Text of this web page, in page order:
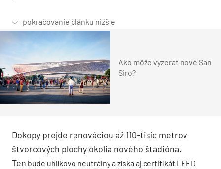
Ako môže vyzerať nové San
Siro?
Dokopy prejde renováciou až 110-tisíc metrov
štvorcových plochy okolia nového štadióna.
Ten bude uhlíkovo neutrálny a získa aj certifikát LEED